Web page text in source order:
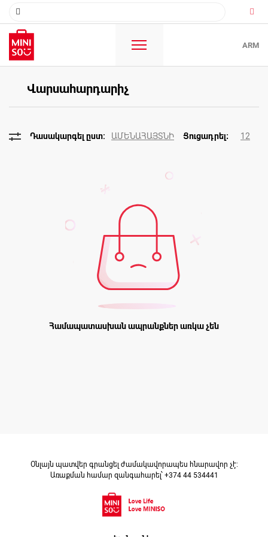
ARM
Վարսահարդարիչ
ԱՄԵՆԱՀԱՅՏՆԻ 12
Համապատասխան ապրանքներ առկա չեն
Օնլայն պատվեր գրանցել ժամակավորապես հնարավոր չէ։
Առաքման համար զանգահարել՝ +374 44 534441